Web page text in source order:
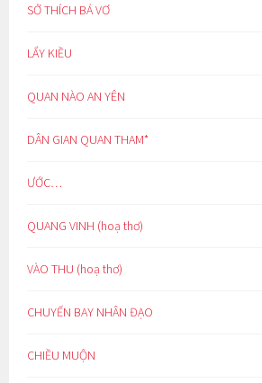
SỞ THÍCH BÁ VƠ
LẨY KIỀU
QUAN NÀO AN YÊN
DÂN GIAN QUAN THAM*
ƯỚC…
QUANG VINH (hoạ thơ)
VÀO THU (hoạ thơ)
CHUYẾN BAY NHÂN ĐẠO
CHIỀU MUỘN